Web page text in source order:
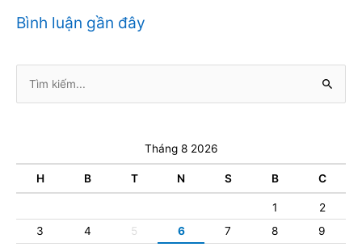
Bình luận gần đây
kiếm:
Tháng 8 2026
H B T N S B C
1
2
3
4 5 6 7 8 9